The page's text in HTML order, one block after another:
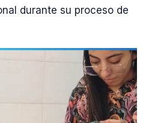
durante su proceso de